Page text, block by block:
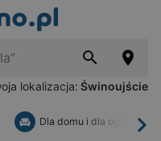
lokalizacja: Świnoujście
Dla domu i dla ogrodu